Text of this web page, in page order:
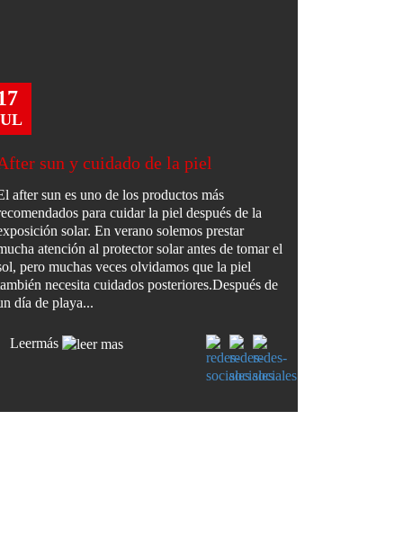
sun y cuidado de la piel
after sun es uno de los productos más
para cuidar la piel después de la
solar. En verano solemos prestar
atención al protector solar antes de tomar el
pero muchas veces olvidamos que la piel
necesita cuidados posteriores.Después de
día de playa...
Leermás